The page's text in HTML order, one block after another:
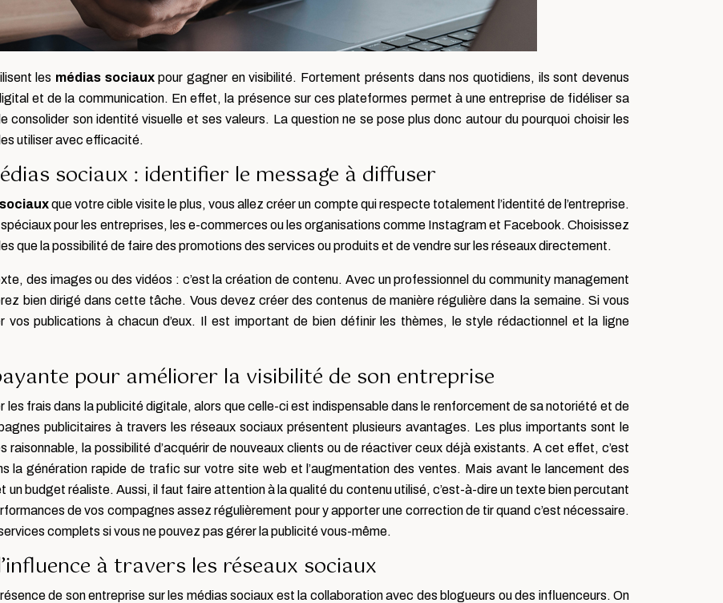
les médias sociauxpour gagner en visibilité. Fortement présents dans nos quotidiens, ils sont devenus
et de la communication. En effet, la présence sur ces plateformes permet à une entreprise de fidéliser sa
consolider son identité visuelle et ses valeurs. La question ne se pose plus donc autour du pourquoi choisir les
utiliser avec efficacité.
sociaux : identifier le message à diffuser
que votre cible visite le plus, vous allez créer un compte qui respecte totalement l’identité de l’entreprise.
pour les entreprises, les e-commerces ou les organisations comme Instagram et Facebook. Choisissez
que la possibilité de faire des promotions des services ou produits et de vendre sur les réseaux directement.
des images ou des vidéos : c’est la création de contenu. Avec un professionnel du community management
bien dirigé dans cette tâche. Vous devez créer des contenus de manière régulière dans la semaine. Si vous
vos publications à chacun d’eux. Il est important de bien définir les thèmes, le style rédactionnel et la ligne
pour améliorer la visibilité de son entreprise
frais dans la publicité digitale, alors que celle-ci est indispensable dans le renforcement de sa notoriété et de
publicitaires à travers les réseaux sociaux présentent plusieurs avantages. Les plus importants sont le
la possibilité d’acquérir de nouveaux clients ou de réactiver ceux déjà existants. A cet effet, c’est
la génération rapide de trafic sur votre site web et l’augmentation des ventes. Mais avant le lancement des
budget réaliste. Aussi, il faut faire attention à la qualité du contenu utilisé, c’est-à-dire un texte bien percutant
de vos compagnes assez régulièrement pour y apporter une correction de tir quand c’est nécessaire.
complets si vous ne pouvez pas gérer la publicité vous-même.
à travers les réseaux sociaux
de son entreprise sur les médias sociaux est la collaboration avec des blogueurs ou des influenceurs. On